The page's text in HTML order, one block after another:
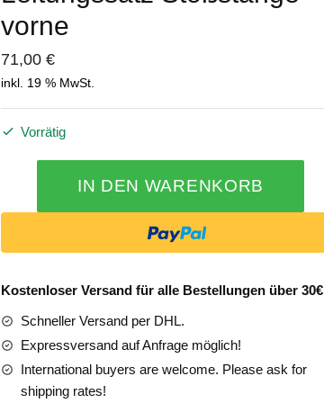
vorne
71,00€
inkl. 19 % MwSt.
Vorrätig
SLK
PTS
Stoßstange
vorne
Menge
IN DEN WARENKORB
Kostenloser Versand für alle Bestellungen über 30€
Schneller Versand per DHL.
Expressversand auf Anfrage möglich!
International buyers are welcome. Please ask for
shipping rates!